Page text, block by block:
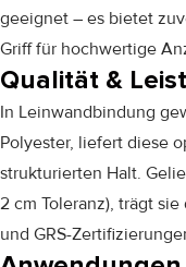
geeignet – es bietet
Griff für hochwertige
Qualität &
In Leinwandbindung
Polyester, liefert diese
strukturierten Halt.
2 cm Toleranz), trägt sie
und GRS-